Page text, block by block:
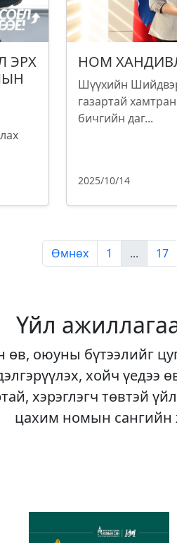
ЭРХ
НОМ
Шүүхийн
газартай
бичгийн даг...
2025/10/14
Өмнөх 1 ... 17
Үйл
өв, оюуны бүтээлийг
хойч үедээ
хэрэглэгч төвтэй
цахим номын сангийн